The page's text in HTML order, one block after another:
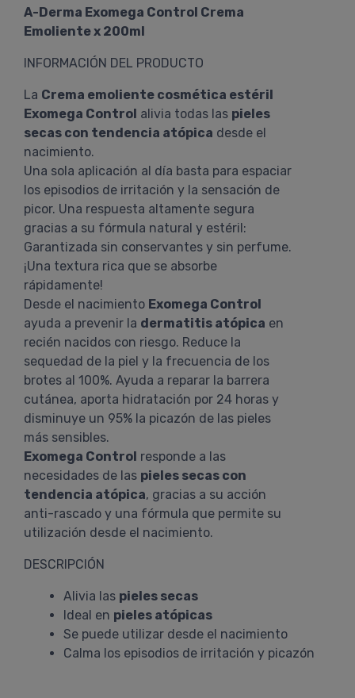
A-Derma Exomega Control Crema
Emoliente x 200ml
INFORMACIÓN DEL PRODUCTO
La Crema emoliente cosmética estéril
Exomega Control alivia todas las pieles
secas con tendencia atópica desde el
nacimiento.
Una sola aplicación al día basta para espaciar
los episodios de irritación y la sensación de
picor. Una respuesta altamente segura
gracias a su fórmula natural y estéril:
Garantizada sin conservantes y sin perfume.
¡Una textura rica que se absorbe
rápidamente!
Desde el nacimiento Exomega Control
ayuda a prevenir la dermatitis atópica en
recién nacidos con riesgo. Reduce la
sequedad de la piel y la frecuencia de los
brotes al 100%. Ayuda a reparar la barrera
cutánea, aporta hidratación por 24 horas y
disminuye un 95% la picazón de las pieles
más sensibles.
Exomega Control responde a las
necesidades de las pieles secas con
tendencia atópica, gracias a su acción
anti-rascado y una fórmula que permite su
utilización desde el nacimiento.
DESCRIPCIÓN
Alivia las pieles secas
Ideal en pieles atópicas
Se puede utilizar desde el nacimiento
Calma los episodios de irritación y picazón